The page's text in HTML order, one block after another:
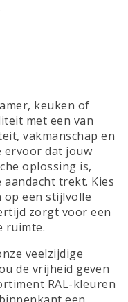
keuken of
met een van
vakmanschap en
ervoor dat jouw
oplossing is,
trekt. Kies
op een stijlvolle
zorgt voor een
ruimte.
veelzijdige
de vrijheid geven
RAL-kleuren